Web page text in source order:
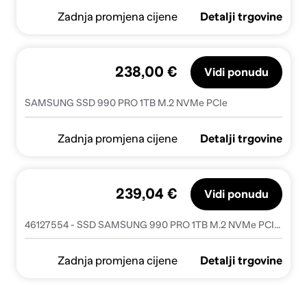
Zadnja promjena cijene Detalji trgovine
SAMSUNG SSD 990 PRO 1TB M.2 NVMe PCIe
238,00 € Vidi ponudu
Zadnja promjena cijene Detalji trgovine
46127554 - SSD SAMSUNG 990 PRO 1TB M.2 NVMe PCIe - MZ-V9P1T0BW
239,04 € Vidi ponudu
Zadnja promjena cijene Detalji trgovine